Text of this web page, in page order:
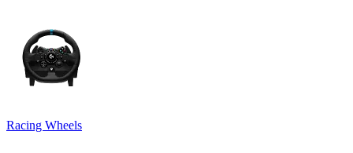
Racing Wheels